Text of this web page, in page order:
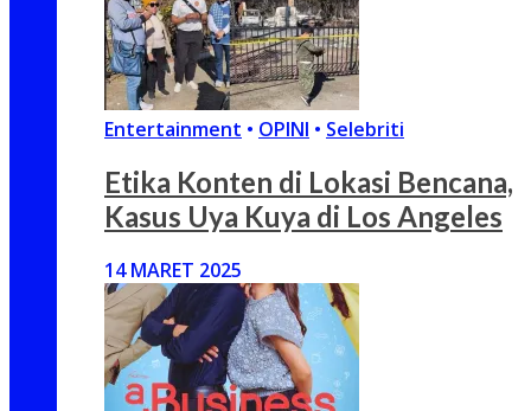
Entertainment • OPINI • Selebriti
Etika Konten di Lokasi Bencana,
Kasus Uya Kuya di Los Angeles
14 MARET 2025